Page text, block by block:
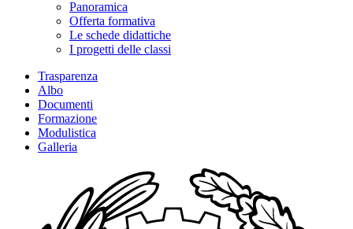
Panoramica
Offerta formativa
Le schede didattiche
I progetti delle classi
Trasparenza
Albo
Documenti
Formazione
Modulistica
Galleria